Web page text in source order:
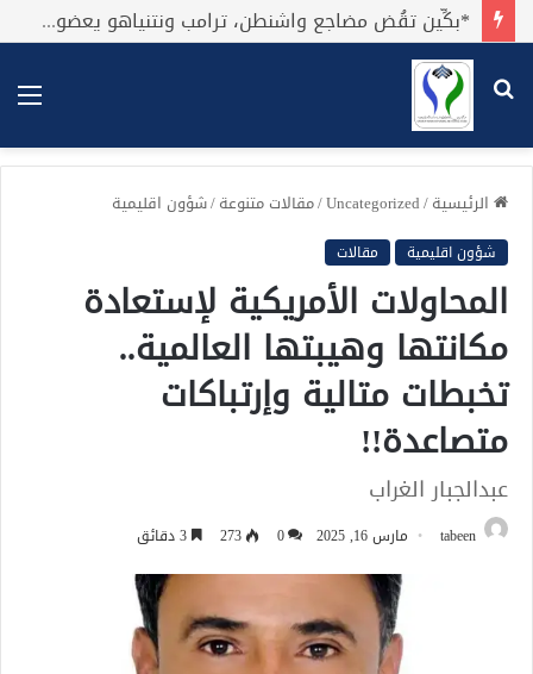
*بكِّين تقُض مضاجع واشنطن، ترامب ونتنياهو يعضون على أصابِعهُم وليس بيدهم حيلَة!.*
بحث
عن
الرئيسية/
Uncategorized
/مقالات متنوعة/شؤون اقليمية
شؤون اقليمية مقالات
المحاولات الأمريكية لإستعادة
مكانتها وهيبتها العالمية..
تخبطات متالية وإرتباكات
متصاعدة!!
عبدالجبار الغراب
tabeen مارس 16, 2025 0
273